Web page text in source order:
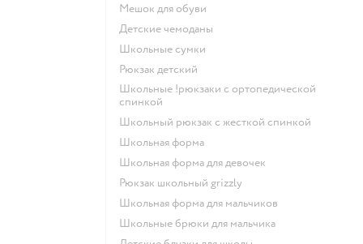
Мешок для обуви
Детские чемоданы
Школьные сумки
Рюкзак детский
Школьные !рюкзаки с ортопедической
спинкой
Школьный рюкзак с жесткой спинкой
Школьная форма
Школьная форма для девочек
Рюкзак школьный grizzly
Школьная форма для мальчиков
Школьные брюки для мальчика